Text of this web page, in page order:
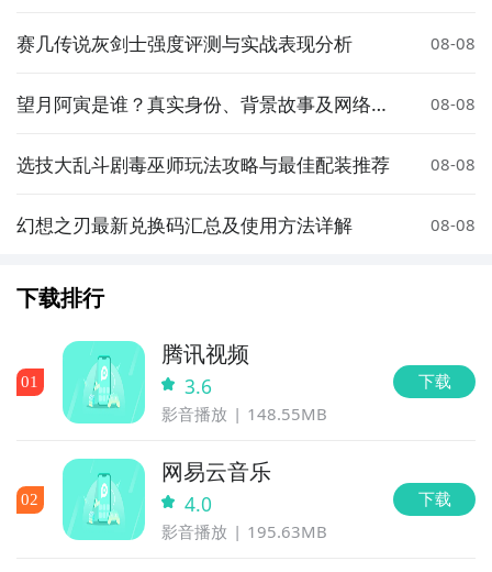
赛几传说灰剑士强度评测与实战表现分析 08-08
望月阿寅是谁？真实身份、背景故事及网络热
08-08
选技大乱斗剧毒巫师玩法攻略与最佳配装推荐 08-08
幻想之刃最新兑换码汇总及使用方法详解 08-08
下载排行
01
腾讯视频
3.6
影音播放 148.55MB
下载
02
网易云音乐
4.0
影音播放 195.63MB
下载